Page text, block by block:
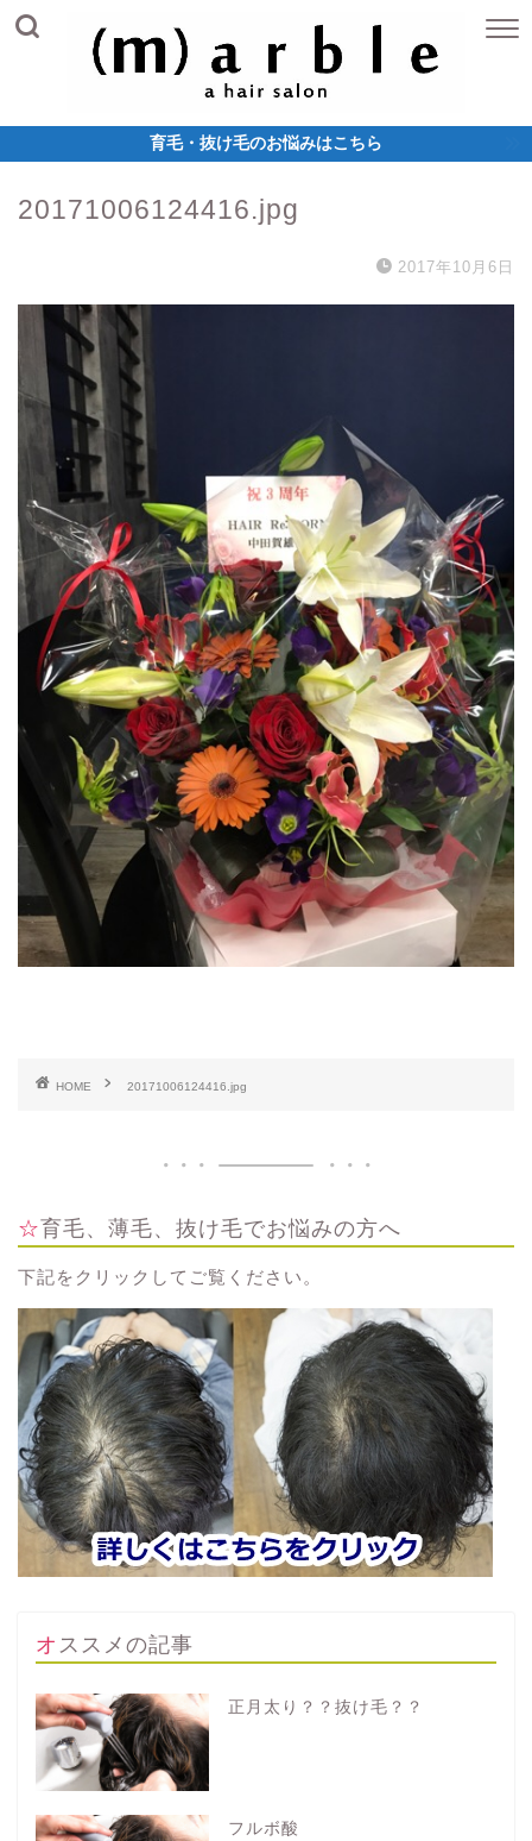
育毛・抜け毛のお悩みはこちら
20171006124416.jpg
2017年10月6日
HOME 20171006124416.jpg
☆育毛、薄毛、抜け毛でお悩みの方へ
下記をクリックしてご覧ください。
オススメの記事
正月太り？？抜け毛？？
フルボ酸